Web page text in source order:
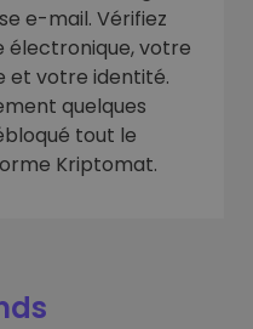
e-mail. Vérifiez
électronique, votre
et votre identité.
quelques
tout le
Kriptomat.